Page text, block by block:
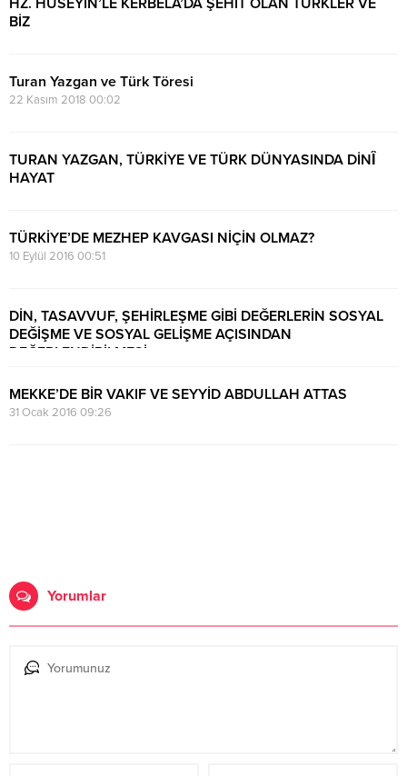
HZ. HÜSEYİN’LE KERBELA’DA ŞEHİT OLAN TÜRKLER VE
BİZ
Turan Yazgan ve Türk Töresi
22 Kasım 2018 00:02
TURAN YAZGAN, TÜRKİYE VE TÜRK DÜNYASINDA DİNÎ
HAYAT
TÜRKİYE’DE MEZHEP KAVGASI NİÇİN OLMAZ?
10 Eylül 2016 00:51
DİN, TASAVVUF, ŞEHİRLEŞME GİBİ DEĞERLERİN SOSYAL
DEĞİŞME VE SOSYAL GELİŞME AÇISINDAN
DEĞERLENDİRİLMESİ
MEKKE’DE BİR VAKIF VE SEYYİD ABDULLAH ATTAS
31 Ocak 2016 09:26
Yorumlar